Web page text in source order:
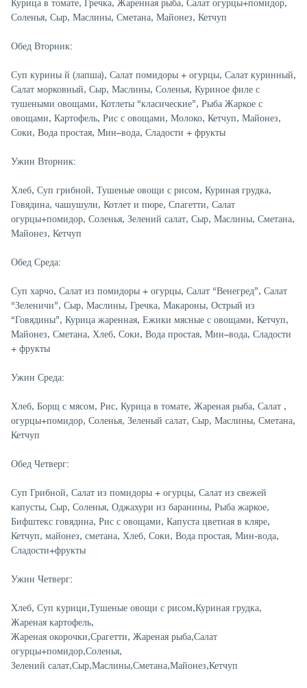
Курица в томате, Гречка, Жаренная рыба, Салат огурцы+помидор,
Соленья, Сыр, Маслины, Сметана, Майонез, Кетчуп
Обед Вторник:
Суп курины й (лапша), Салат помидоры + огурцы, Салат куринный,
Салат морковный, Сыр, Маслины, Соленья, Куриное филе с
тушеными овощами, Котлеты “класические”, Рыба Жаркое с
овощами, Картофель, Рис с овощами, Молоко, Кетчуп, Майонез,
Соки, Вода простая, Мин–вода, Сладости + фрукты
Ужин Вторник:
Хлеб, Суп грибной, Тушеные овощи с рисом, Куриная грудка,
Говядина, чашушули, Котлет и пюре, Спагетти, Салат
огурцы+помидор, Соленья, Зелений салат, Сыр, Маслины, Сметана,
Майонез, Кетчуп
Обед Среда:
Суп харчо, Салат из помидоры + огурцы, Салат “Венегред”, Салат
“Зеленичи”, Сыр, Маслины, Гречка, Макароны, Острый из
“Говядины”, Курица жаренная, Ежики мясные с овощами, Кетчуп,
Майонез, Сметана, Хлеб, Соки, Вода простая, Мин–вода, Сладости
+ фрукты
Ужин Среда:
Хлеб, Борщ с мясом, Рис, Курица в томате, Жареная рыба, Салат ,
огурцы+помидор, Соленья, Зеленый салат, Сыр, Маслины, Сметана,
Кетчуп
Обед Четверг:
Суп Грибной, Салат из помидоры + огурцы, Салат из свежей
капусты, Сыр, Соленья, Оджахури из баранины, Рыба жаркое,
Бифштекс говядина, Рис с овощами, Капуста цветная в кляре,
Кетчуп, майонез, сметана, Хлеб, Соки, Вода простая, Мин-вода,
Сладости+фрукты
Ужин Четверг:
Хлеб, Суп курици,Тушеные овощи с рисом,Куриная грудка,
Жареная картофель,
Жареная окорочки,Срагетти, Жареная рыба,Салат
огурцы+помидор,Соленья,
Зелений салат,Сыр,Маслины,Сметана,Майонез,Кетчуп